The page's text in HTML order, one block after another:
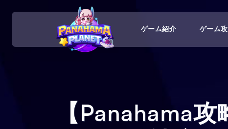
ゲーム紹介 ゲーム
【Panahama